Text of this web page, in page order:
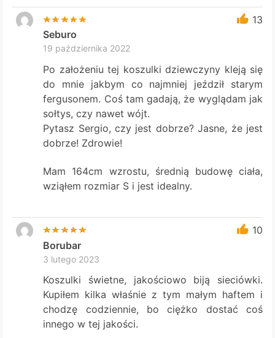
13
Seburo
19 października 2022
Po założeniu tej koszulki dziewczyny kleją się
do mnie jakbym co najmniej jeździł starym
fergusonem. Coś tam gadają, że wyglądam jak
sołtys, czy nawet wójt.
Pytasz Sergio, czy jest dobrze? Jasne, że jest
dobrze! Zdrowie!
Mam 164cm wzrostu, średnią budowę ciała,
wziąłem rozmiar S i jest idealny.
10
Borubar
3 lutego 2023
Koszulki świetne, jakościowo biją sieciówki.
Kupiłem kilka właśnie z tym małym haftem i
chodzę codziennie, bo ciężko dostać coś
innego w tej jakości.